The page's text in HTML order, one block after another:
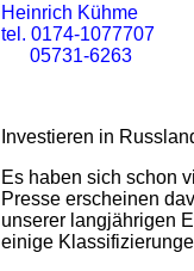
Heinrich Kühme
tel. 0174-1077707
05731-6263
Investieren in
Es haben sich schon
Presse erscheinen
unserer langjährigen
einige